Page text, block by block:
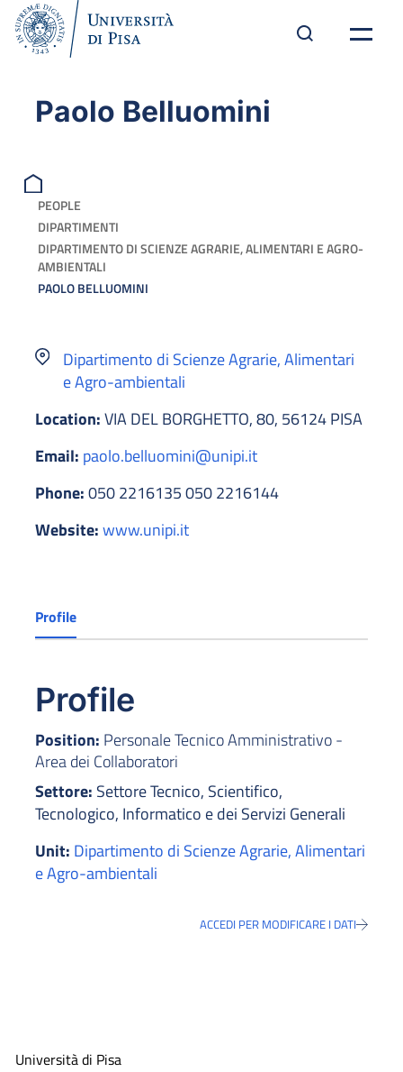
Paolo Belluomini
PEOPLE
DIPARTIMENTI
DIPARTIMENTO DI SCIENZE AGRARIE, ALIMENTARI E AGRO-
AMBIENTALI
PAOLO BELLUOMINI
Dipartimento di Scienze Agrarie, Alimentari
e Agro-ambientali
Location:VIA DEL BORGHETTO, 80, 56124 PISA
Email: paolo.belluomini@unipi.it
Phone:050 2216135 050 2216144
Website:www.unipi.it
Profile
Profile
Position: Personale Tecnico Amministrativo -
Area dei Collaboratori
Settore: Settore Tecnico, Scientifico,
Tecnologico, Informatico e dei Servizi Generali
Unit: Dipartimento di Scienze Agrarie, Alimentari
e Agro-ambientali
ACCEDI PER MODIFICARE I DATI
Università di Pisa